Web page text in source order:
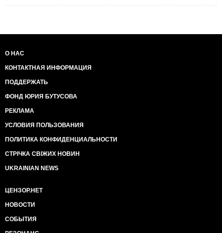
О НАС
КОНТАКТНАЯ ИНФОРМАЦИЯ
ПОДДЕРЖАТЬ
ФОНД ЮРИЯ БУТУСОВА
РЕКЛАМА
УСЛОВИЯ ПОЛЬЗОВАНИЯ
ПОЛИТИКА КОНФИДЕНЦИАЛЬНОСТИ
СТРІЧКА СВІЖИХ НОВИН
UKRAINIAN NEWS
ЦЕНЗОР.НЕТ
НОВОСТИ
СОБЫТИЯ